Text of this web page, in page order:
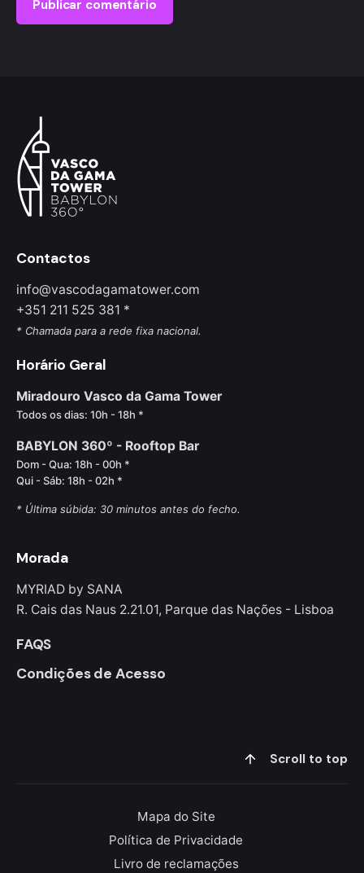
Contactos
info@vascodagamatower.com
+351 211 525 381 *
* Chamada para a rede fixa nacional.
Horário Geral
Miradouro Vasco da Gama Tower
Todos os dias: 10h - 18h *
BABYLON 360º - Rooftop Bar
Dom - Qua: 18h - 00h *
Qui - Sáb: 18h - 02h *
* Última súbida: 30 minutos antes do fecho.
Morada
MYRIAD by SANA
R. Cais das Naus 2.21.01, Parque das Nações - Lisboa
FAQS
Condições de Acesso
Scroll to top
Mapa do Site
Política de Privacidade
Livro de reclamações